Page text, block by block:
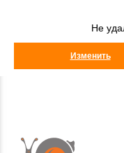
Не
Изменить